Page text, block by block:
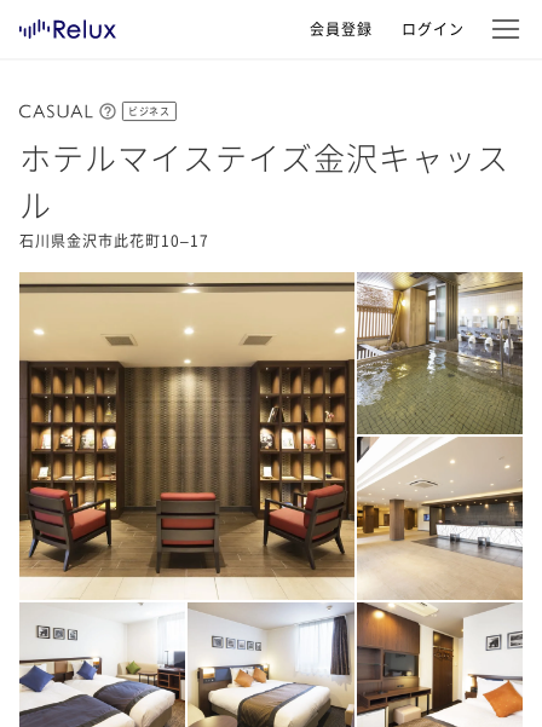
会員登録 ログイン
ビジネス
ホテルマイステイズ金沢キャッス
ル
石川県金沢市此花町10–17